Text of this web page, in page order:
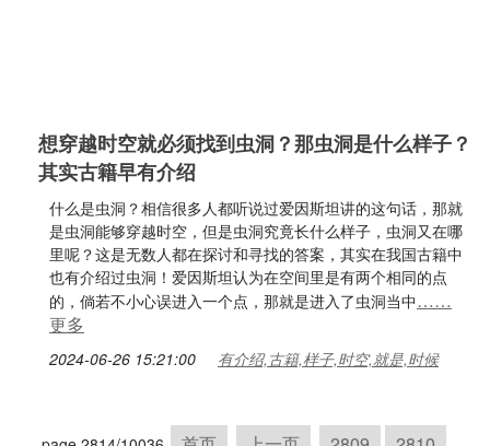
想穿越时空就必须找到虫洞？那虫洞是什么样子？
其实古籍早有介绍
什么是虫洞？相信很多人都听说过爱因斯坦讲的这句话，那就
是虫洞能够穿越时空，但是虫洞究竟长什么样子，虫洞又在哪
里呢？这是无数人都在探讨和寻找的答案，其实在我国古籍中
也有介绍过虫洞！爱因斯坦认为在空间里是有两个相同的点
的，倘若不小心误进入一个点，那就是进入了虫洞当中……
更多
2024-06-26 15:21:00 有介绍,古籍,样子,时空,就是,时候